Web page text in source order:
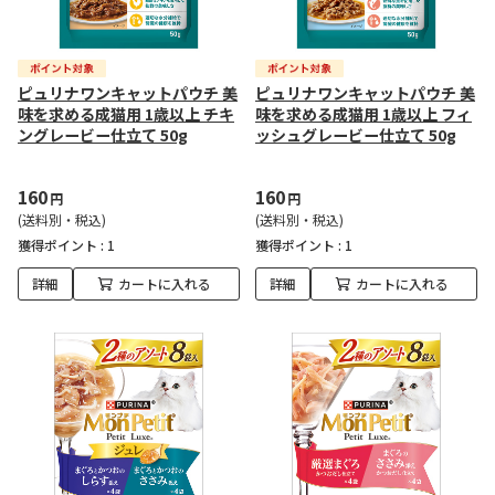
ピュリナワンキャットパウチ 美
味を求める成猫用 1歳以上 チキ
ングレービー仕立て 50g
160円
(送料別・税込)
獲得ポイント : 1
詳細 カートに入れる
ピュリナワンキャットパウチ 美
味を求める成猫用 1歳以上 フィ
ッシュグレービー仕立て 50g
160円
(送料別・税込)
獲得ポイント : 1
詳細 カートに入れる